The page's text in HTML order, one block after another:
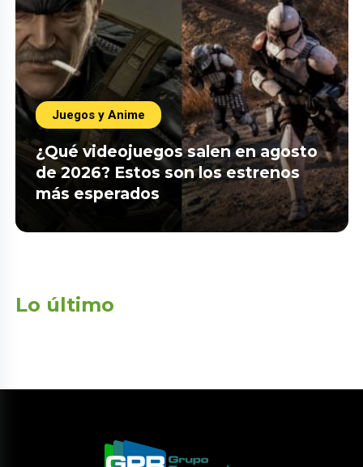
Juegos y Anime
¿Qué videojuegos salen en agosto
de 2026? Estos son los estrenos
más esperados
Lo último